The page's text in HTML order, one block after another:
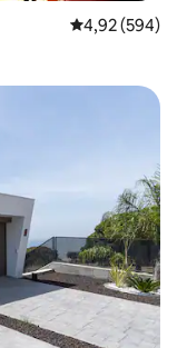
Vidutinis
4,92 (594)